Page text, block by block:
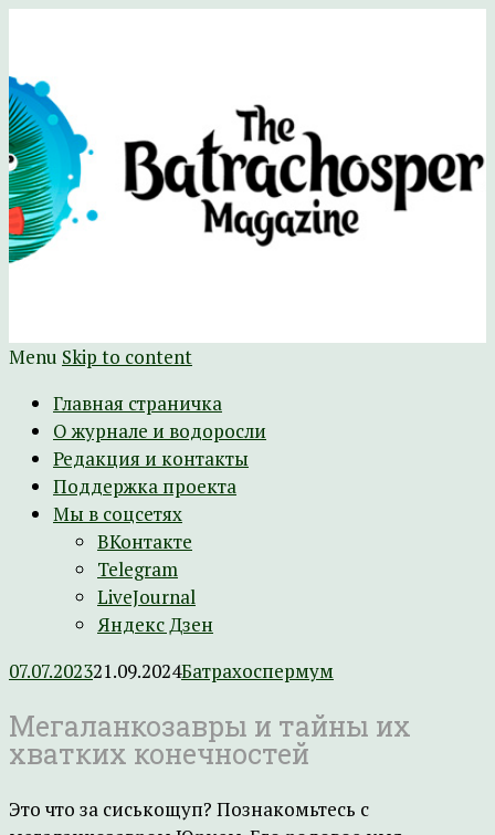
The Batrachospermum Magazine
Батрахоспермум (официальный сайт)
Menu Skip to content
Главная страничка
О журнале и водоросли
Редакция и контакты
Поддержка проекта
Мы в соцсетях
ВКонтакте
Telegram
LiveJournal
Яндекс Дзен
07.07.202321.09.2024Батрахоспермум
Мегаланкозавры и тайны их
хватких конечностей
Это что за сиськощуп? Познакомьтесь с